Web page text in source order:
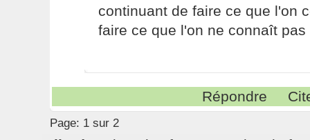
continuant de faire ce que l'on
faire ce que l'on ne connaît pas
Répondre
Page: 1 sur 2